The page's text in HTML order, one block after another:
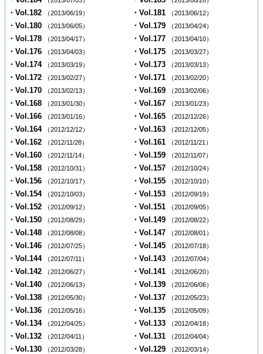
・Vol.182 （2013/06/19） ・Vol.181 （2013/06/12）
・Vol.180 （2013/06/05） ・Vol.179 （2013/04/24）
・Vol.178 （2013/04/17） ・Vol.177 （2013/04/10）
・Vol.176 （2013/04/03） ・Vol.175 （2013/03/27）
・Vol.174 （2013/03/19） ・Vol.173 （2013/03/13）
・Vol.172 （2013/02/27） ・Vol.171 （2013/02/20）
・Vol.170 （2013/02/13） ・Vol.169 （2013/02/06）
・Vol.168 （2013/01/30） ・Vol.167 （2013/01/23）
・Vol.166 （2013/01/16） ・Vol.165 （2012/12/26）
・Vol.164 （2012/12/12） ・Vol.163 （2012/12/05）
・Vol.162 （2012/11/28） ・Vol.161 （2012/11/21）
・Vol.160 （2012/11/14） ・Vol.159 （2012/11/07）
・Vol.158 （2012/10/31） ・Vol.157 （2012/10/24）
・Vol.156 （2012/10/17） ・Vol.155 （2012/10/10）
・Vol.154 （2012/10/03） ・Vol.153 （2012/09/19）
・Vol.152 （2012/09/12） ・Vol.151 （2012/09/05）
・Vol.150 （2012/08/29） ・Vol.149 （2012/08/22）
・Vol.148 （2012/08/08） ・Vol.147 （2012/08/01）
・Vol.146 （2012/07/25） ・Vol.145 （2012/07/18）
・Vol.144 （2012/07/11） ・Vol.143 （2012/07/04）
・Vol.142 （2012/06/27） ・Vol.141 （2012/06/20）
・Vol.140 （2012/06/13） ・Vol.139 （2012/06/06）
・Vol.138 （2012/05/30） ・Vol.137 （2012/05/23）
・Vol.136 （2012/05/16） ・Vol.135 （2012/05/09）
・Vol.134 （2012/04/25） ・Vol.133 （2012/04/18）
・Vol.132 （2012/04/11） ・Vol.131 （2012/04/04）
・Vol.130 （2012/03/28） ・Vol.129 （2012/03/14）